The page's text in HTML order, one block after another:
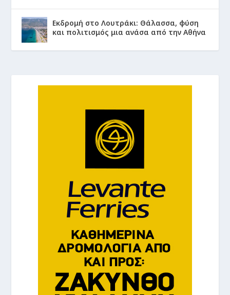
Εκδρομή στο Λουτράκι: Θάλασσα, φύση
και πολιτισμός μια ανάσα από την Αθήνα